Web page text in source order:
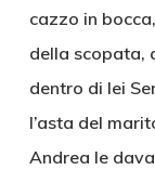
cazzo in
della scopata,
dentro di lei
l’asta del
Andrea le